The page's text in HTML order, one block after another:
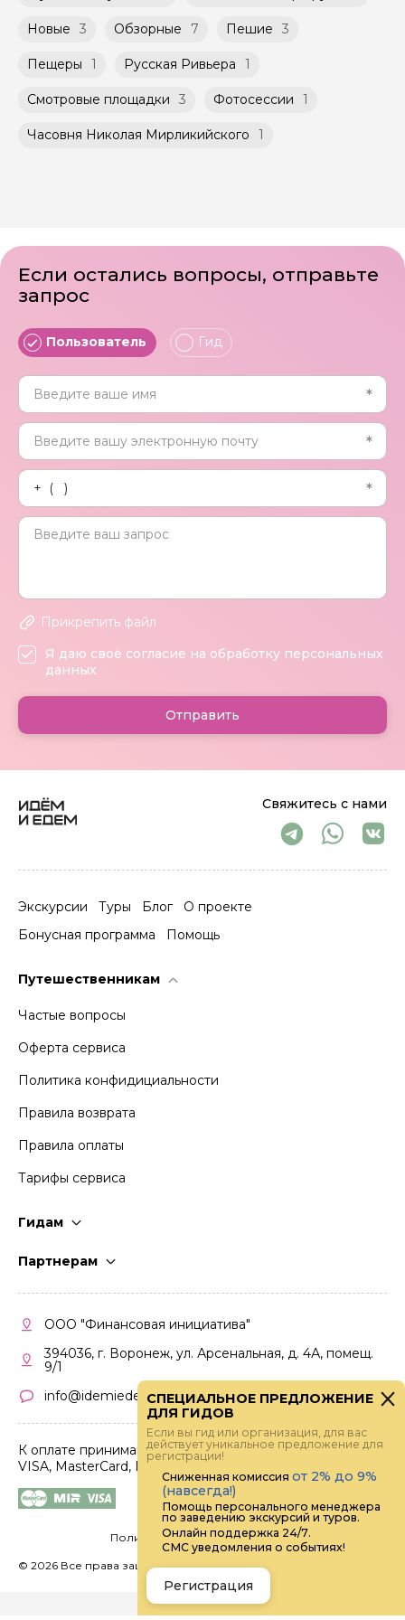
Новые 3 Обзорные 7 Пешие 3
Пещеры 1 Русская Ривьера 1
Смотровые площадки 3 Фотосессии 1
Часовня Николая Мирликийского 1
Свяжитесь с нами
Экскурсии Туры Блог
О проекте
Бонусная программа
Помощь
Путешественникам
Частые вопросы
Оферта сервиса
Политика конфидициальности
Правила возврата
Правила оплаты
Тарифы сервиса
Гидам
Партнерам
Кабинет партнера
Правила участия
ООО "Финансовая инициатива"
394036, г. Воронеж, ул. Арсенальная, д. 4А, помещ.
9/1
info@idemiedem.ru
К оплате принимаются карты
VISA, MasterCard, МИР
Политика конфиденциальности
© 2026 Все права защищены.
Если остались вопросы, отправьте
запрос
Пользователь Гид
Прикрепить файл
Я даю своё согласие на обработку персональных
данных
Отправить
СПЕЦИАЛЬНОЕ ПРЕДЛОЖЕНИЕ
ДЛЯ ГИДОВ
Если вы гид или организация, для вас
действует уникальное предложение для
регистрации!
Сниженная комиссия от 2% до 9%
(навсегда!)
Помощь персонального менеджера
по заведению экскурсий и туров.
Онлайн поддержка 24/7.
СМС уведомления о событиях!
Регистрация